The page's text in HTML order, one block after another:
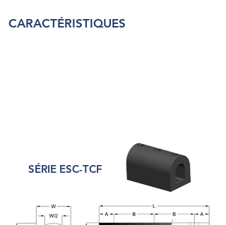
CARACTÉRISTIQUES
SÉRIE ESC-TCF